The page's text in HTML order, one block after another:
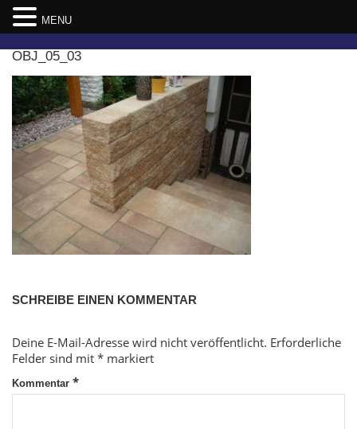
content
OBJ_05_03
SCHREIBE EINEN KOMMENTAR
Deine E-Mail-Adresse wird nicht veröffentlicht. Erforderliche
Felder sind mit * markiert
Kommentar *
MENU